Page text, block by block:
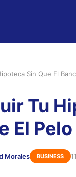
Sin Que El
Tu
El Pelo
Morales BUSINESS